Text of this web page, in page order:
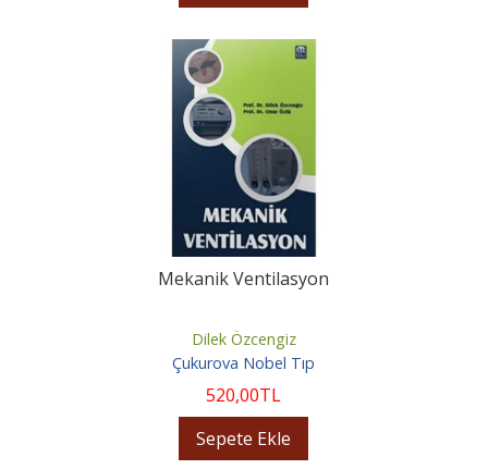
Mekanik Ventilasyon
Dilek Özcengiz
Çukurova Nobel Tıp
520,00TL
Sepete Ekle